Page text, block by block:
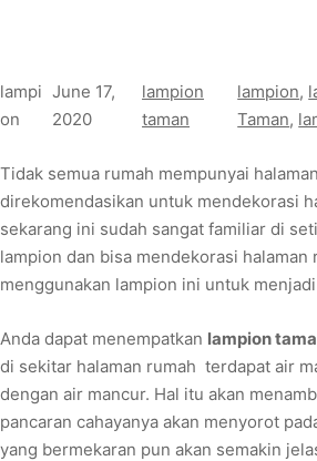
lampi
on
June 17,
2020
lampion
taman
lampion,
Taman,
Tidak semua rumah mempunyai
direkomendasikan untuk mendekorasi
sekarang ini sudah sangat familiar di
lampion dan bisa mendekorasi halaman
menggunakan lampion ini untuk
Anda dapat menempatkan lampion
di sekitar halaman rumah terdapat air
dengan air mancur. Hal itu akan
pancaran cahayanya akan menyorot
yang bermekaran pun akan semakin